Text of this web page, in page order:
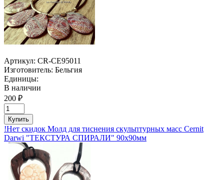
Артикул: CR-CE95011
Изготовитель: Бельгия
Единицы:
В наличии
200 ₽
Купить
!Нет скидок Молд для тиснения скульптурных масс Cernit
Darwi "ТЕКСТУРА СПИРАЛИ" 90х90мм